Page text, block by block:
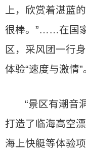
上，欣赏着湛蓝
很棒。”……在国
区，采风团一行
体验“速度与激情”
“景区有潮音
打造了临海高空
海上快艇等体验